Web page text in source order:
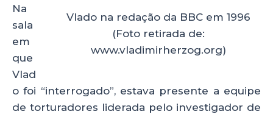
Vlado na redação da BBC em 1996
(Foto retirada de:
www.vladimirherzog.org)
Na
sala
em
que
Vlad
o foi “interrogado”, estava presente a equipe
de torturadores liderada pelo investigador de